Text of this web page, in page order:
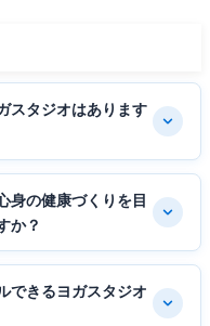
スタジオはあります
身の健康づくりを目
か？
できるヨガスタジオ